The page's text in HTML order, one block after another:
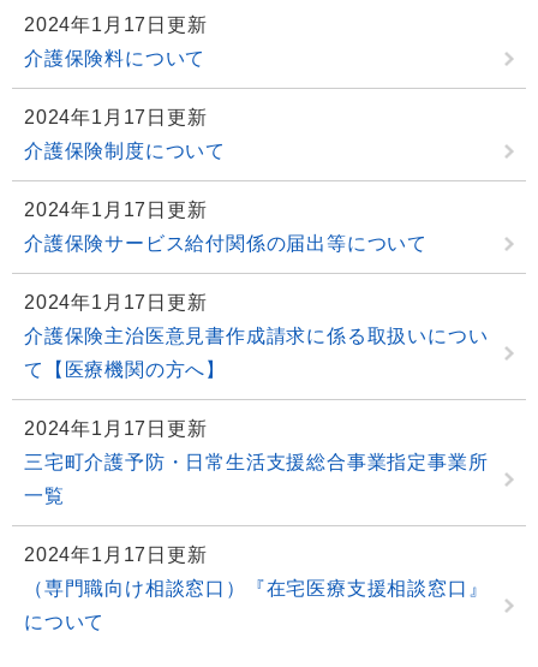
2024年1月17日更新
介護保険料について
2024年1月17日更新
介護保険制度について
2024年1月17日更新
介護保険サービス給付関係の届出等について
2024年1月17日更新
介護保険主治医意見書作成請求に係る取扱いについ
て【医療機関の方へ】
2024年1月17日更新
三宅町介護予防・日常生活支援総合事業指定事業所
一覧
2024年1月17日更新
（専門職向け相談窓口）『在宅医療支援相談窓口』
について